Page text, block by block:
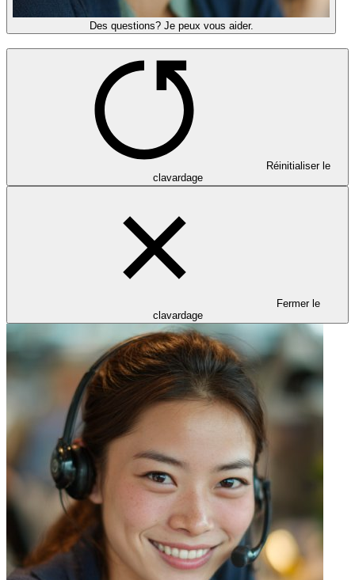
Des questions? Je peux vous aider.
Réinitialiser le
clavardage
Fermer le
clavardage